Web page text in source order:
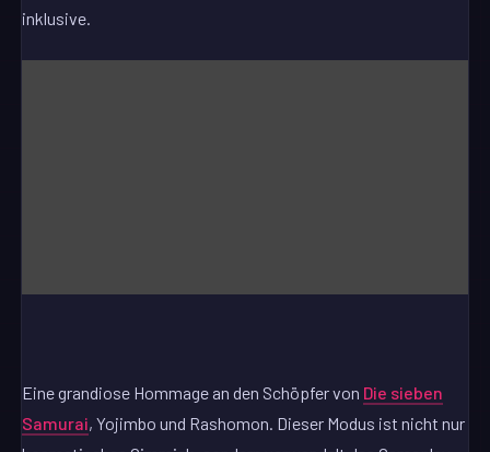
inklusive.
Eine grandiose Hommage an den Schöpfer von Die sieben
Samurai, Yojimbo und Rashomon. Dieser Modus ist nicht nur